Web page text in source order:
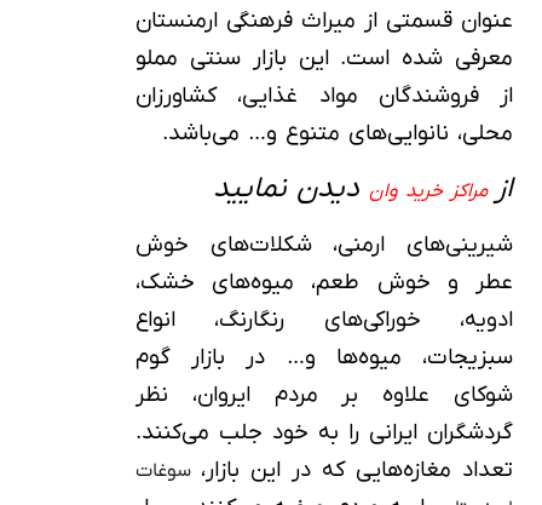
عنوان قسمتی از میراث فرهنگی ارمنستان
معرفی شده است. این بازار سنتی مملو
از فروشندگان مواد غذایی، کشاورزان
محلی، نانوایی‌های متنوع و… می‌باشد.
از مراکز خرید وان دیدن نمایید
شیرینی‌های ارمنی، شکلات‌های خوش
عطر و خوش طعم، میوه‌های خشک،
ادویه، خوراکی‌های رنگارنگ، انواع
سبزیجات، میوه‌ها و… در بازار گوم
شوکای علاوه بر مردم ایروان، نظر
گردشگران ایرانی را به خود جلب می‌کنند.
تعداد مغازه‌هایی که در این بازار، سوغات